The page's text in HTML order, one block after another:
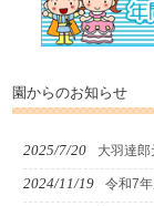
園からのお知らせ
2025/7/20 大羽達
2024/11/19 令和7